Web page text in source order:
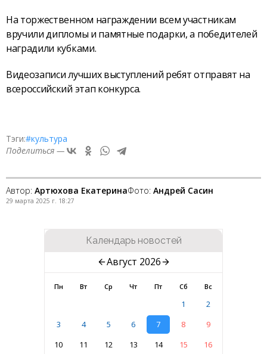
На торжественном награждении всем участникам
вручили дипломы и памятные подарки, а победителей
наградили кубками.
Видеозаписи лучших выступлений ребят отправят на
всероссийский этап конкурса.
Тэги:#культура
Поделиться —
Автор: Артюхова ЕкатеринаФото: Андрей Сасин
29 марта 2025 г. 18:27
Календарь новостей
Август 2026
Пн Вт Ср Чт Пт Сб Вс
1
2
3
4 5 6 7 8
9
10
11 12 13 14 15
16